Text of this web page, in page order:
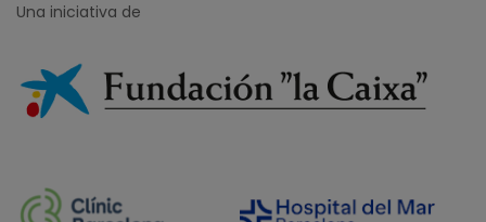
Una iniciativa de